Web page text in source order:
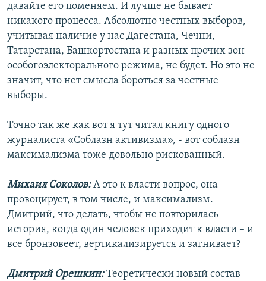
давайте его поменяем. И лучше не бывает
никакого процесса. Абсолютно честных выборов,
учитывая наличие у нас Дагестана, Чечни,
Татарстана, Башкортостана и разных прочих зон
особогоэлекторального режима, не будет. Но это не
значит, что нет смысла бороться за честные
выборы.
Точно так же как вот я тут читал книгу одного
журналиста «Соблазн активизма», - вот соблазн
максимализма тоже довольно рискованный.
Михаил Соколов:А это к власти вопрос, она
провоцирует, в том числе, и максимализм.
Дмитрий, что делать, чтобы не повторилась
история, когда один человек приходит к власти – и
все бронзовеет, вертикализируется и загнивает?
Дмитрий Орешкин:Теоретически новый состав